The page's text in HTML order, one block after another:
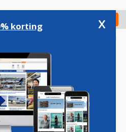
Check in
Vacatures
korting x